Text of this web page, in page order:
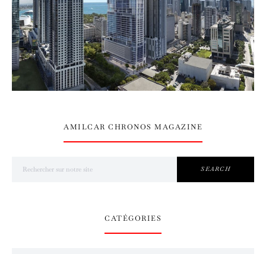
AMILCAR CHRONOS MAGAZINE
SEARCH
CATÉGORIES